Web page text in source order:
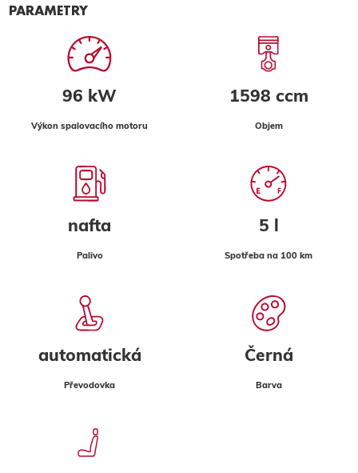
PARAMETRY
96 kW
Výkon spalovacího motoru
1598 ccm
Objem
nafta
Palivo
5 l
Spotřeba na 100 km
automatická
Převodovka
Černá
Barva